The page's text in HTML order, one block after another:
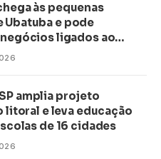
às pequenas
Ubatuba e pode
ligados ao
amplia projeto
litoral e leva educação
de 16 cidades